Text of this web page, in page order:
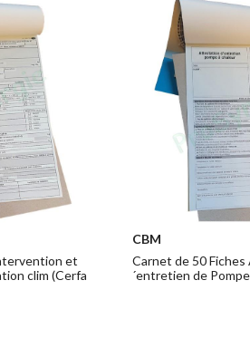
et
clim (Cerfa
CBM
Carnet de 50
´entretien de